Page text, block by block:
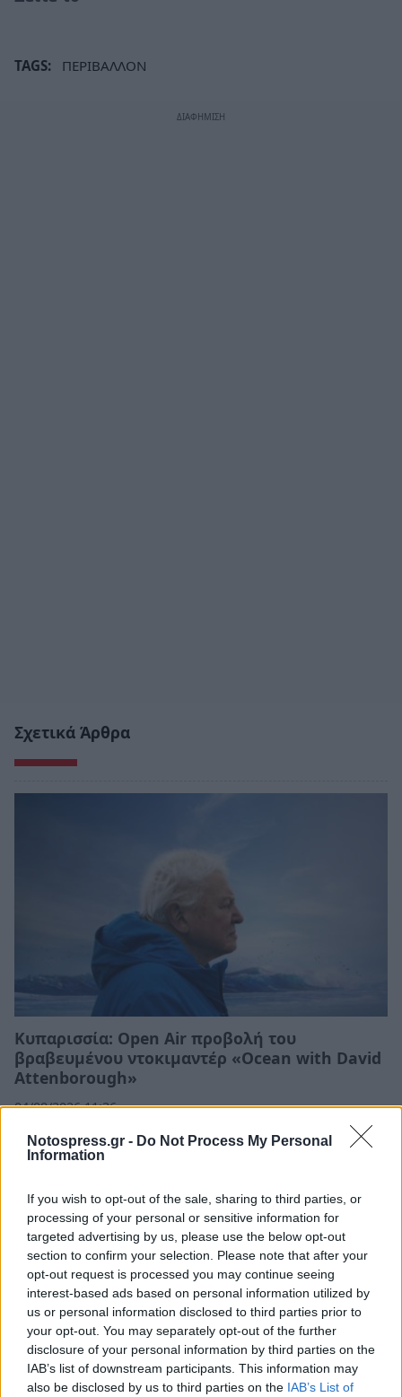
Notospress.gr - Do Not Process My Personal
Information
If you wish to opt-out of the sale, sharing to third parties, or
processing of your personal or sensitive information for
targeted advertising by us, please use the below opt-out
section to confirm your selection. Please note that after your
opt-out request is processed you may continue seeing
interest-based ads based on personal information utilized by
us or personal information disclosed to third parties prior to
your opt-out. You may separately opt-out of the further
disclosure of your personal information by third parties on the
IAB’s list of downstream participants. This information may
also be disclosed by us to third parties on the IAB’s List of
TAGS: ΠΕΡΙΒΑΛΛΟΝ
Σχετικά Άρθρα
Κυπαρισσία: Open Air προβολή του
βραβευμένου ντοκιμαντέρ «Ocean with David
Attenborough»
04/08/2026 11:36
Εμπρησμός Ευρωπαϊκής γης ή εμπρησμός της